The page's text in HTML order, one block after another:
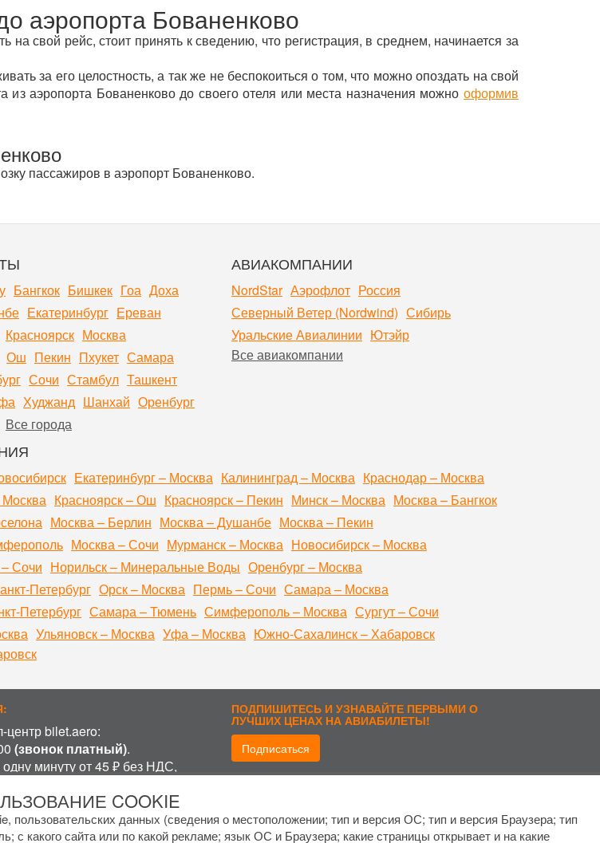
аэропорта Бованенково
свой рейс, стоит принять к сведению, что регистрация, в среднем, начинается за
за его целостность, а так же не беспокоиться о том, что можно опоздать на свой
аэропорта Бованенково до своего отеля или места назначения можно оформив
пассажиров в аэропорт Бованенково.
Бангкок Бишкек Гоа Доха
Екатеринбург Ереван
Красноярск Москва
Ош Пекин Пхукет Самара
Сочи Стамбул Ташкент
Худжанд Шанхай Оренбург
Все города
АВИАКОМПАНИИ
NordStar Аэрофлот Россия
Северный Ветер (Nordwind) Сибирь
Уральские Авиалинии Ютэйр
Все авиакомпании
Екатеринбург – Москва Калининград – Москва Краснодар – Москва
Москва Красноярск – Ош Красноярск – Пекин Минск – Москва Москва – Бангкок
Москва – Берлин Москва – Душанбе Москва – Пекин
Москва – Сочи Мурманск – Москва Новосибирск – Москва
Сочи Норильск – Минеральные Воды Оренбург – Москва
Петербург Орск – Москва Пермь – Сочи Самара – Москва
Петербург Самара – Тюмень Симферополь – Москва Сургут – Сочи
Ульяновск – Москва Уфа – Москва Южно-Сахалинск – Хабаровск
центр bilet.aero:
(звонок платный).
минуту от 45 ₽ без НДС,
зависимости от региона и
колл-центра:
ПОДПИШИТЕСЬ И УЗНАВАЙТЕ ПЕРВЫМИ О
ЛУЧШИХ ЦЕНАХ НА АВИАБИЛЕТЫ!
Подписаться
COOKIE
данных (сведения о местоположении; тип и версия ОС; тип и версия Браузера; тип
с какого сайта или по какой рекламе; язык ОС и Браузера; какие страницы открывает и на какие